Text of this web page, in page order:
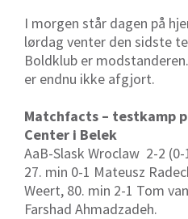
I morgen står dagen på
lørdag venter den sidste
Boldklub er
er endnu ikke afgjort.
Matchfacts – testkamp
Center i Belek
AaB-Slask Wroclaw 2-2 (0-
27. min 0-1 Mateusz
Weert, 80. min 2-1 Tom
Farshad Ahmadzadeh.